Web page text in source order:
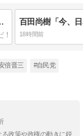
に騙されてしまったのか
18時間前
倍晋三 #自民党
政策や政権の動きに鋭